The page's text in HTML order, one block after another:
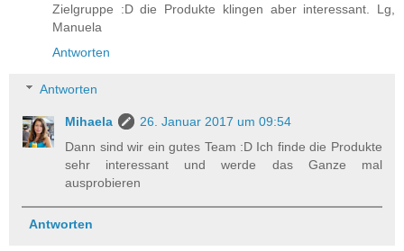
Zielgruppe :D die Produkte klingen aber interessant. Lg,
Manuela
Antworten
Antworten
Mihaela
26. Januar 2017 um 09:54
Dann sind wir ein gutes Team :D Ich finde die Produkte
sehr interessant und werde das Ganze mal
ausprobieren
Antworten